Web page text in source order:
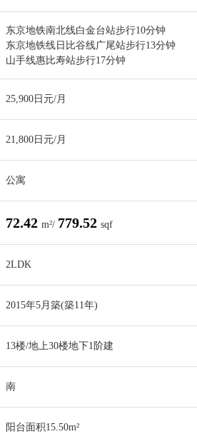
东京地铁南北线白金台站步行10分钟
东京地铁线日比谷线广尾站步行13分钟
山手线惠比寿站步行17分钟
25,900日元/月
21,800日元/月
公寓
72.42 m²/ 779.52 sqf
2LDK
2015年5月築(築11年)
13楼/地上30楼地下1阶建
南
阳台面积15.50m²